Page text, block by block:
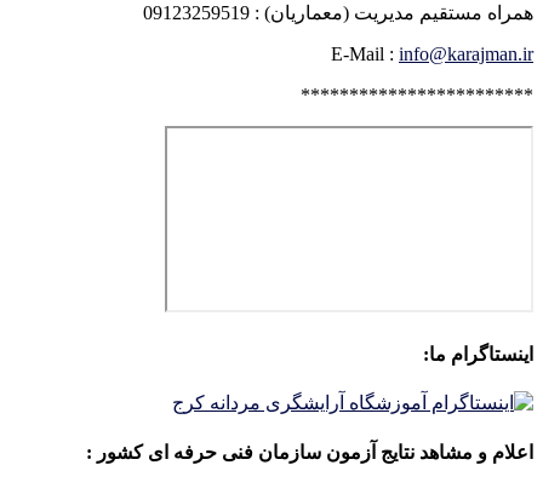
همراه مستقیم مدیریت (معماریان) : 09123259519
E-Mail : info@karajman.ir
************************
اینستاگرام ما:
اعلام و مشاهد نتایج آزمون سازمان فنی حرفه ای کشور :